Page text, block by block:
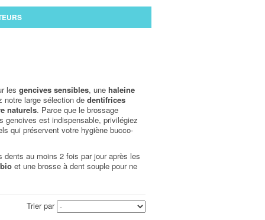
les gencives sensibles, une haleine
large sélection dedentifrices
naturels. Parce que le brossage
gencives est indispensable, privilégiez
qui préservent votre hygiène bucco-
au moins 2 fois par jour après les
et une brosse à dent souple pour ne
Trier par